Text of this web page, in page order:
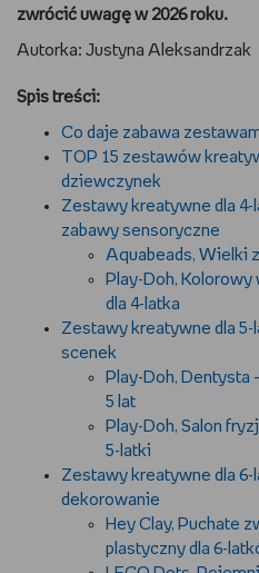
GRAM
RYSUJĘ
PORADNIKI
WYWIADY
WSZYSTKO O LEGO
WYDARZENIA
POD PATRONATEM EMPIKU
zwrócić uwagę w 2026 roku.
Autorka: Justyna Aleksandrzak
Spis treści:
Co daje zabawa
TOP 15 zestawów
dziewczynek
Zestawy kreatywne dla 4-
zabawy sensoryczne
Aquabeads, Wielki
Play-Doh,
dla 4-latka
Zestawy kreatywne dla
scenek
Play-Doh, Dentysta
5 lat
Play-Doh, Salon
5-latki
Zestawy kreatywne dla 6-
dekorowanie
Hey Clay, Puchate
plastyczny dla 6-